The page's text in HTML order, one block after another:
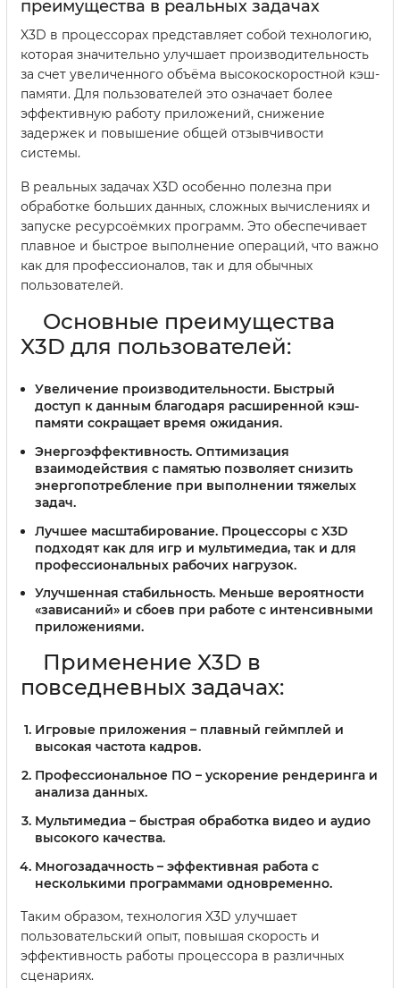
преимущества в реальных задачах
X3D в процессорах представляет собой технологию,
которая значительно улучшает производительность
за счет увеличенного объёма высокоскоростной кэш-
памяти. Для пользователей это означает более
эффективную работу приложений, снижение
задержек и повышение общей отзывчивости
системы.
В реальных задачах X3D особенно полезна при
обработке больших данных, сложных вычислениях и
запуске ресурсоёмких программ. Это обеспечивает
плавное и быстрое выполнение операций, что важно
как для профессионалов, так и для обычных
пользователей.
Основные преимущества
X3D для пользователей:
Увеличение производительности. Быстрый
доступ к данным благодаря расширенной кэш-
памяти сокращает время ожидания.
Энергоэффективность. Оптимизация
взаимодействия с памятью позволяет снизить
энергопотребление при выполнении тяжелых
задач.
Лучшее масштабирование. Процессоры с X3D
подходят как для игр и мультимедиа, так и для
профессиональных рабочих нагрузок.
Улучшенная стабильность. Меньше вероятности
«зависаний» и сбоев при работе с интенсивными
приложениями.
Применение X3D в
повседневных задачах:
Игровые приложения – плавный геймплей и
высокая частота кадров.
Профессиональное ПО – ускорение рендеринга и
анализа данных.
Мультимедиа – быстрая обработка видео и аудио
высокого качества.
Многозадачность – эффективная работа с
несколькими программами одновременно.
Таким образом, технология X3D улучшает
пользовательский опыт, повышая скорость и
эффективность работы процессора в различных
сценариях.